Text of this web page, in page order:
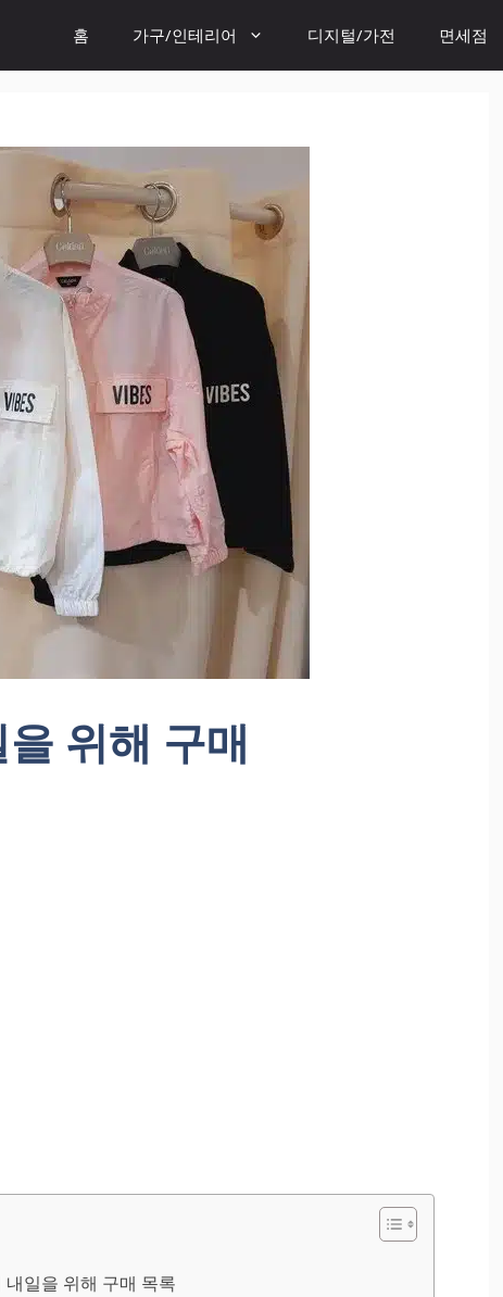
홈 가구/인테리어 디지털/가전 면세점
위해 구매
일을 위해 구매 목록